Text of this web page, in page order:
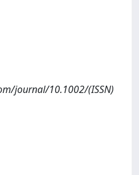
journal/10.1002/(ISSN)